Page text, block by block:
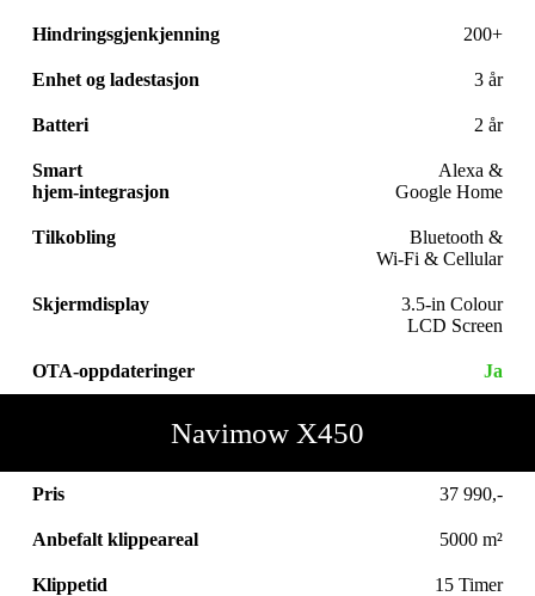
Hindringsgjenkjenning 200+
Enhet og ladestasjon 3 år
Batteri 2 år
Smart
hjem-integrasjon
Alexa &
Google Home
Tilkobling
Bluetooth &
Wi-Fi & Cellular
Skjermdisplay
3.5-in Colour
LCD Screen
OTA-oppdateringer Ja
Navimow X450
Pris 37 990,-
Anbefalt klippeareal 5000 m²
Klippetid 15 Timer